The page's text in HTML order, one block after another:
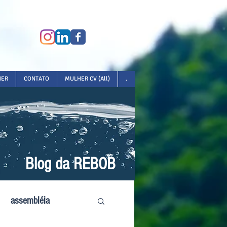
CONTATO MULHER CV (All) .
Blog da REBOB
assembléia